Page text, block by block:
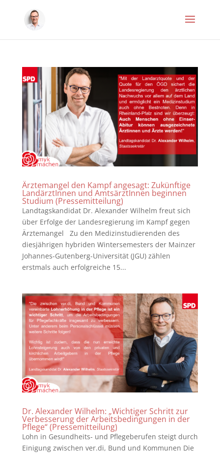
Ärztemangel den Kampf angesagt: Zukünftige
LandärztInnen und AmtsärztInnen beginnen
Studium (Pressemitteilung)
Landtagskandidat Dr. Alexander Wilhelm freut sich
über Erfolge der Landesregierung im Kampf gegen
Ärztemangel Zu den Medizinstudierenden des
diesjährigen hybriden Wintersemesters der Mainzer
Johannes-Gutenberg-Universität (JGU) zählen
erstmals auch erfolgreiche 15...
Dr. Alexander Wilhelm: „Wichtiger Schritt zur
Verbesserung der Arbeitsbedingungen in der
Pflege“ (Pressemitteilung)
Lohn in Gesundheits- und Pflegeberufen steigt durch
Einigung zwischen ver.di, Bund und Kommunen Die